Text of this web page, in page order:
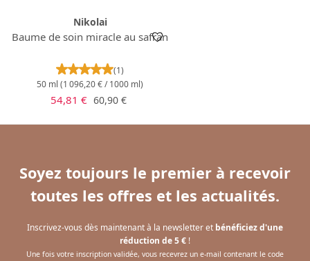
Nikolai
Baume de soin miracle au safran
Note moyenne de 5 sur 5 étoiles
(1)
50 ml (1 096,20 € / 1000 ml)
Prix de vente :
54,81 € Prix régulier :
60,90 €
Soyez toujours le premier à recevoir
toutes les offres et les actualités.
Inscrivez-vous dès maintenant à la newsletter et bénéficiez d'une
réduction de 5 € !
Une fois votre inscription validée, vous recevrez un e-mail contenant le code